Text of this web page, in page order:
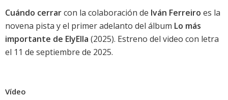
Cuándo cerrarcon la colaboración de Iván Ferreiro es la
novena pista y el primer adelanto del álbum Lo más
importante de ElyElla (2025). Estreno del video con letra
el 11 de septiembre de 2025.
Vídeo